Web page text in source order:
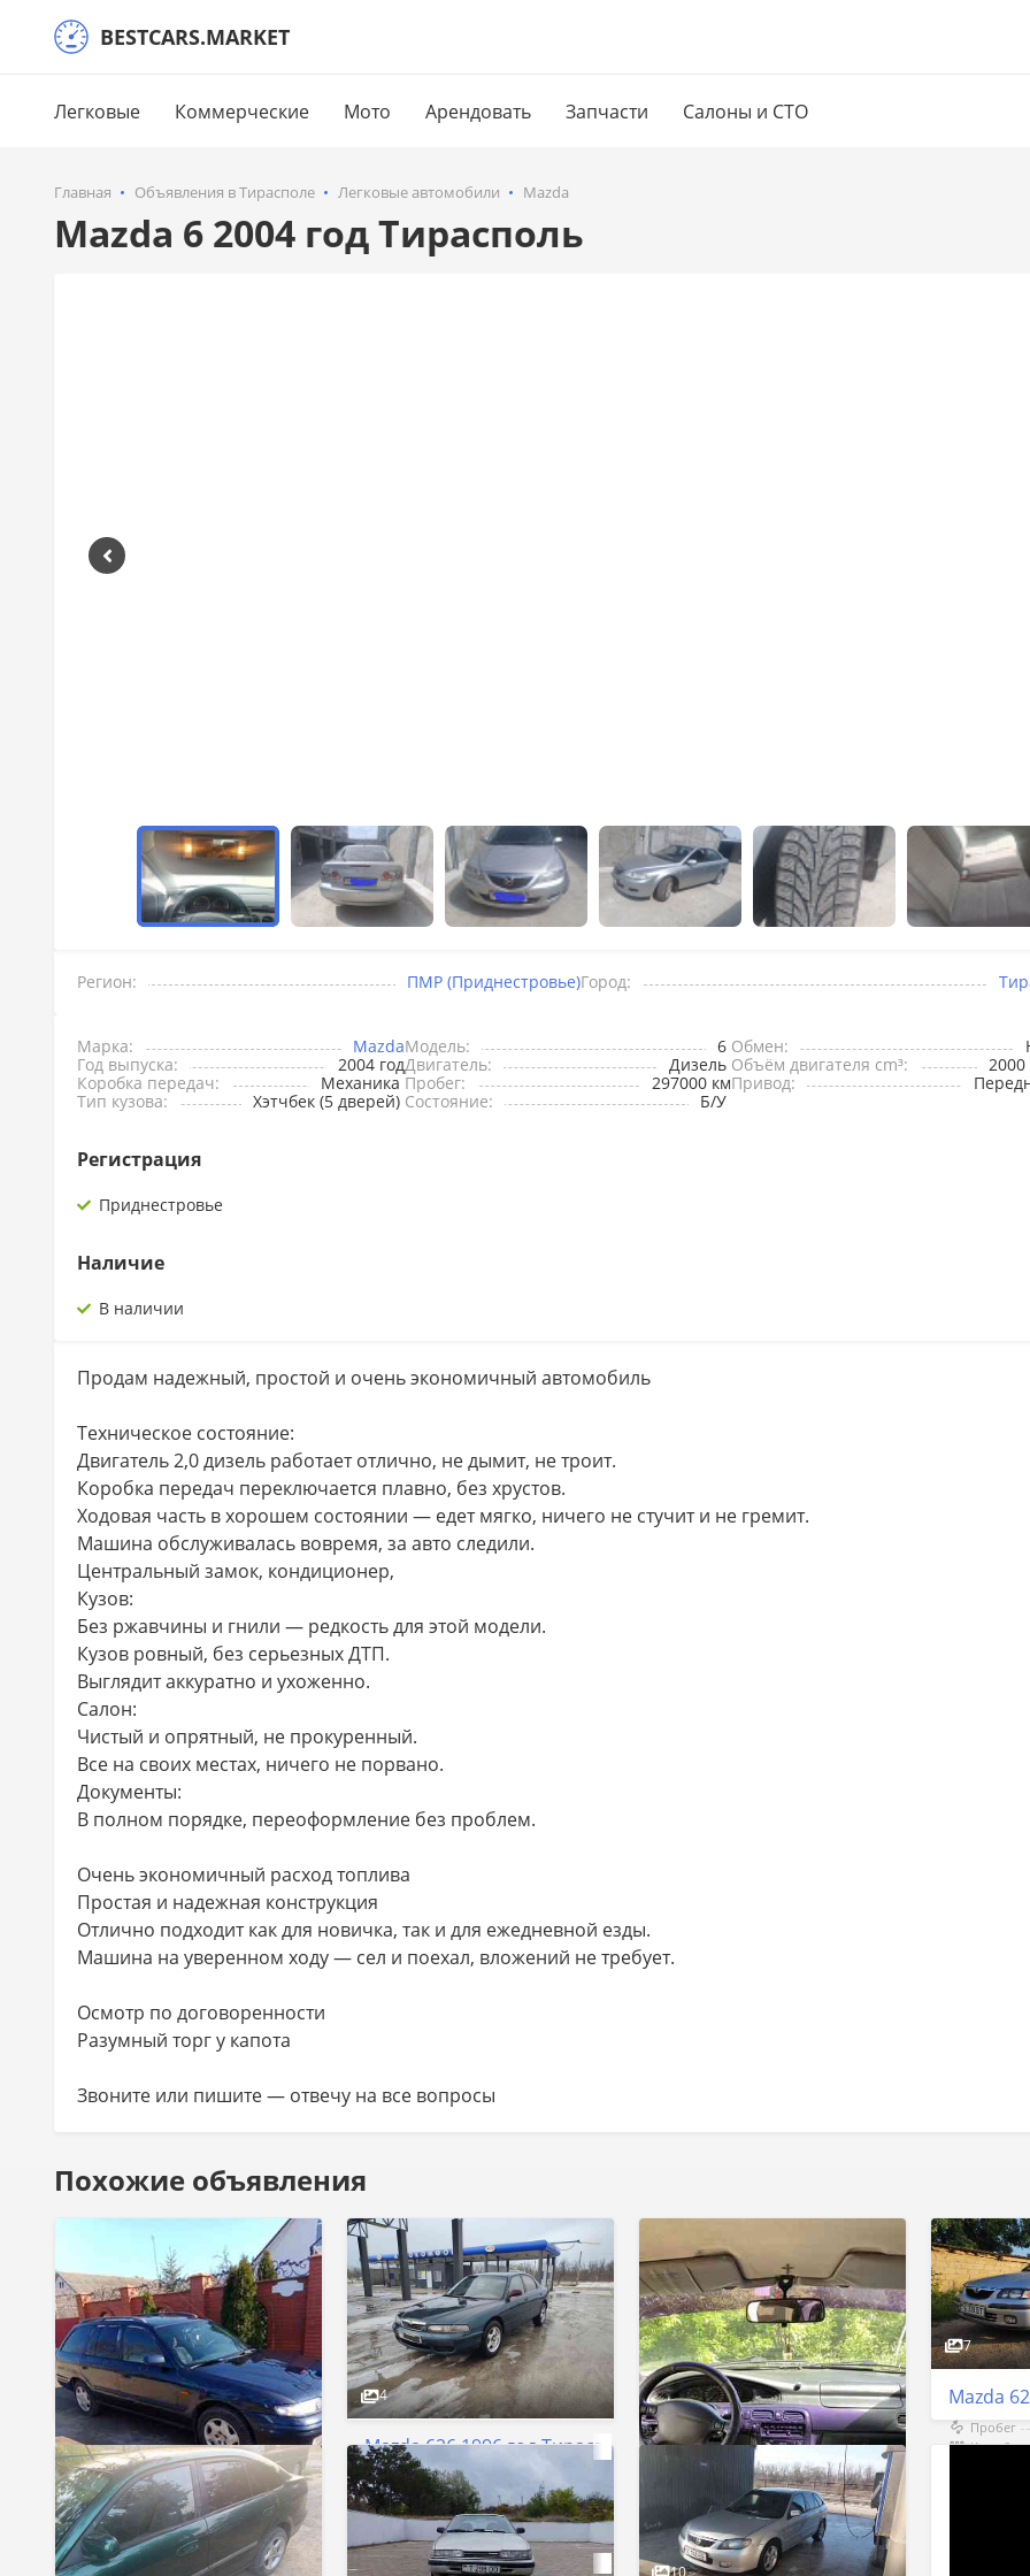
BESTCARS.MARKET
Легковые Коммерческие Мото Арендовать Запчасти Салоны и СТО
Главная Объявления в Тирасполе Легковые автомобили Mazda
Mazda 6 2004 год Тирасполь
Регион: ПМР (Приднестровье)Город:
Марка: MazdaМодель: 6 Обмен:
Год выпуска:
2004 годДвигатель: Дизель Объём двигателя cm³:
2000
Коробка передач:
Механика Пробег: 297000 кмПривод:
Тип кузова:
Хэтчбек (5 дверей) Состояние: Б/У
Регистрация
Приднестровье
Наличие
В наличии
Продам надежный, простой и очень экономичный автомобиль
Техническое состояние:
Двигатель 2,0 дизель работает отлично, не дымит, не троит.
Коробка передач переключается плавно, без хрустов.
Ходовая часть в хорошем состоянии — едет мягко, ничего не стучит и не гремит.
Машина обслуживалась вовремя, за авто следили.
Центральный замок, кондиционер,
Кузов:
Без ржавчины и гнили — редкость для этой модели.
Кузов ровный, без серьезных ДТП.
Выглядит аккуратно и ухоженно.
Салон:
Чистый и опрятный, не прокуренный.
Все на своих местах, ничего не порвано.
Документы:
В полном порядке, переоформление без проблем.
Очень экономичный расход топлива
Простая и надежная конструкция
Отлично подходит как для новичка, так и для ежедневной езды.
Машина на уверенном ходу — сел и поехал, вложений не требует.
Осмотр по договоренности
Разумный торг у капота
Звоните или пишите — отвечу на все вопросы
Похожие объявления
6
4
Mazda 626 1996 год Тирасполь
Пробег
185000 км
Коробка
Механика
Двигатель
Бензин
Объём
2000 cm³
Тирасполь
7
Mazda
Пробег
Коробка
10